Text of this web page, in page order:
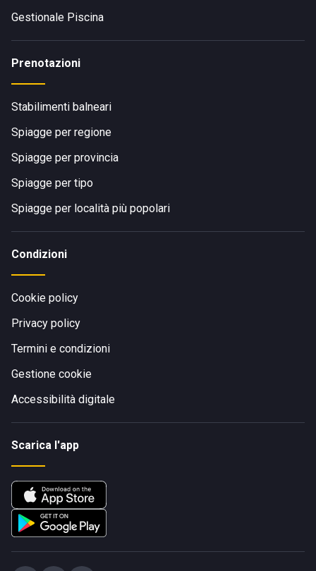
Gestionale Piscina
Prenotazioni
Stabilimenti balneari
Spiagge per regione
Spiagge per provincia
Spiagge per tipo
Spiagge per località più popolari
Condizioni
Cookie policy
Privacy policy
Termini e condizioni
Gestione cookie
Accessibilità digitale
Scarica l'app